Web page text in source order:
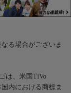
る場合がございま
は、米国TiVo
内における商標ま